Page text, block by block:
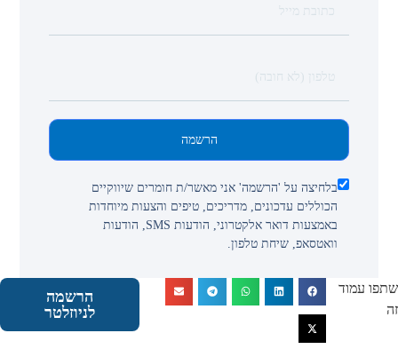
בלחיצה על 'הרשמה' אני מאשר/ת חומרים שיווקיים
הכוללים עדכונים, מדריכים, טיפים והצעות מיוחדות
באמצעות דואר אלקטרוני, הודעות SMS, הודעות
וואטסאפ, שיחת טלפון.
הרשמה
עמוד
הרשמה
לניוזלטר